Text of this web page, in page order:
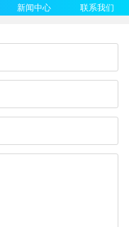
新闻中心 联系我们